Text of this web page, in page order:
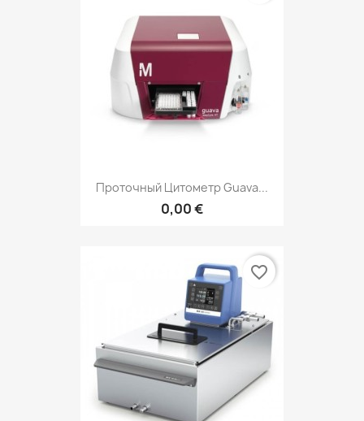
Проточный Цитометр Guava...
0,00 €
favorite_border